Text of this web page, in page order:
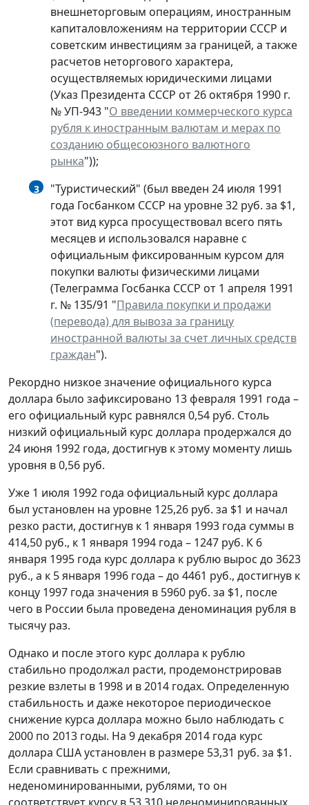
внешнеторговым операциям, иностранным
капиталовложениям на территории СССР и
советским инвестициям за границей, а также
расчетов неторгового характера,
осуществляемых юридическими лицами
(Указ Президента СССР от 26 октября 1990 г.
№ УП-943 "О введении коммерческого курса
рубля к иностранным валютам и мерах по
созданию общесоюзного валютного
рынка"));
3
"Туристический" (был введен 24 июля 1991
года Госбанком СССР на уровне 32 руб. за $1,
этот вид курса просуществовал всего пять
месяцев и использовался наравне с
официальным фиксированным курсом для
покупки валюты физическими лицами
(Телеграмма Госбанка СССР от 1 апреля 1991
г. № 135/91 "Правила покупки и продажи
(перевода) для вывоза за границу
иностранной валюты за счет личных средств
граждан").
Рекордно низкое значение официального курса
доллара было зафиксировано 13 февраля 1991 года –
его официальный курс равнялся 0,54 руб. Столь
низкий официальный курс доллара продержался до
24 июня 1992 года, достигнув к этому моменту лишь
уровня в 0,56 руб.
Уже 1 июля 1992 года официальный курс доллара
был установлен на уровне 125,26 руб. за $1 и начал
резко расти, достигнув к 1 января 1993 года суммы в
414,50 руб., к 1 января 1994 года – 1247 руб. К 6
января 1995 года курс доллара к рублю вырос до 3623
руб., а к 5 января 1996 года – до 4461 руб., достигнув к
концу 1997 года значения в 5960 руб. за $1, после
чего в России была проведена деноминация рубля в
тысячу раз.
Однако и после этого курс доллара к рублю
стабильно продолжал расти, продемонстрировав
резкие взлеты в 1998 и в 2014 годах. Определенную
стабильность и даже некоторое периодическое
снижение курса доллара можно было наблюдать с
2000 по 2013 годы. На 9 декабря 2014 года курс
доллара США установлен в размере 53,31 руб. за $1.
Если сравнивать с прежними,
неденоминированными, рублями, то он
соответствует курсу в 53 310 неденоминированных